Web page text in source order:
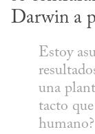
Darwin a
Estoy
una
tacto